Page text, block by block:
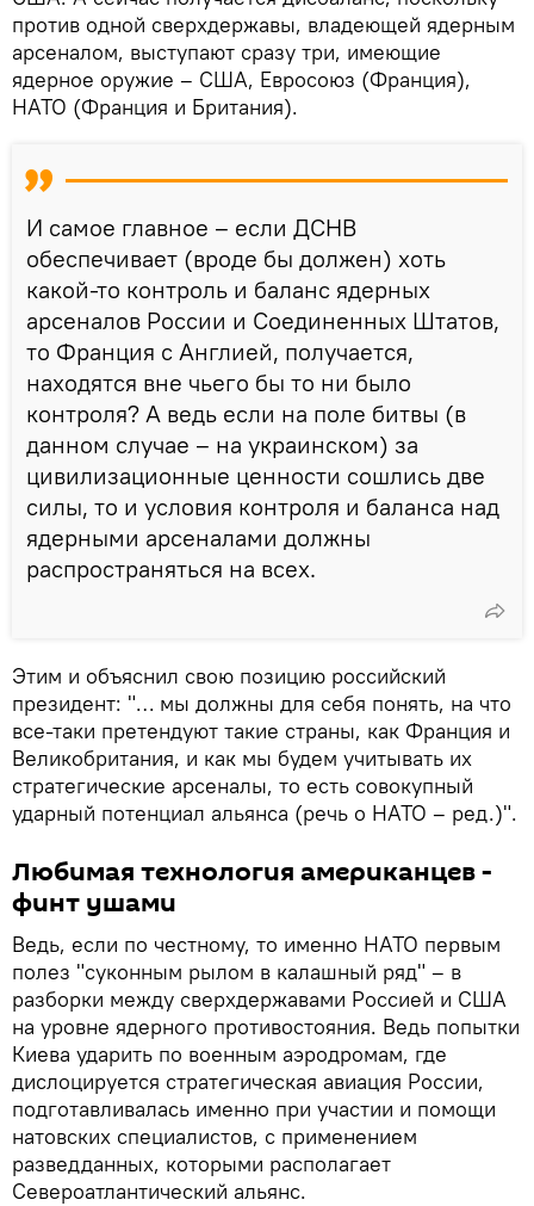
против одной сверхдержавы, владеющей ядерным
арсеналом, выступают сразу три, имеющие
ядерное оружие – США, Евросоюз (Франция),
НАТО (Франция и Британия).
И самое главное – если ДСНВ
обеспечивает (вроде бы должен) хоть
какой-то контроль и баланс ядерных
арсеналов России и Соединенных Штатов,
то Франция с Англией, получается,
находятся вне чьего бы то ни было
контроля? А ведь если на поле битвы (в
данном случае – на украинском) за
цивилизационные ценности сошлись две
силы, то и условия контроля и баланса над
ядерными арсеналами должны
распространяться на всех.
Этим и объяснил свою позицию российский
президент: "… мы должны для себя понять, на что
все-таки претендуют такие страны, как Франция и
Великобритания, и как мы будем учитывать их
стратегические арсеналы, то есть совокупный
ударный потенциал альянса (речь о НАТО – ред.)".
Любимая технология американцев -
финт ушами
Ведь, если по честному, то именно НАТО первым
полез "суконным рылом в калашный ряд" – в
разборки между сверхдержавами Россией и США
на уровне ядерного противостояния. Ведь попытки
Киева ударить по военным аэродромам, где
дислоцируется стратегическая авиация России,
подготавливалась именно при участии и помощи
натовских специалистов, с применением
разведданных, которыми располагает
Североатлантический альянс.